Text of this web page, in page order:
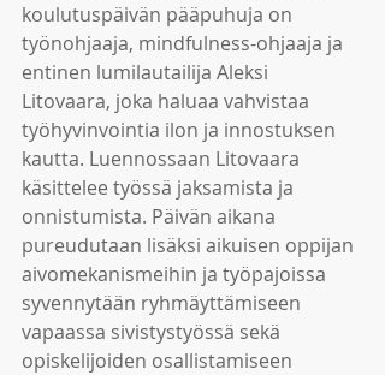
koulutuspäivän pääpuhuja on
työnohjaaja, mindfulness-ohjaaja ja
entinen lumilautailija Aleksi
Litovaara, joka haluaa vahvistaa
työhyvinvointia ilon ja innostuksen
kautta. Luennossaan Litovaara
käsittelee työssä jaksamista ja
onnistumista. Päivän aikana
pureudutaan lisäksi aikuisen oppijan
aivomekanismeihin ja työpajoissa
syvennytään ryhmäyttämiseen
vapaassa sivistystyössä sekä
opiskelijoiden osallistamiseen